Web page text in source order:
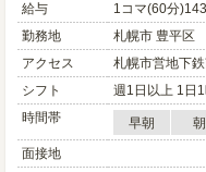
給与
1コマ(60分
勤務地
札幌市 豊平区
アクセス
札幌市営地下
シフト
週1日以上 1日
時間帯
早朝 朝
面接地